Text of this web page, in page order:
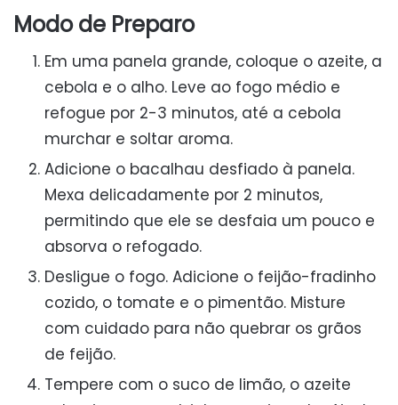
Modo de Preparo
Em uma panela grande, coloque o azeite, a
cebola e o alho. Leve ao fogo médio e
refogue por 2-3 minutos, até a cebola
murchar e soltar aroma.
Adicione o bacalhau desfiado à panela.
Mexa delicadamente por 2 minutos,
permitindo que ele se desfaia um pouco e
absorva o refogado.
Desligue o fogo. Adicione o feijão-fradinho
cozido, o tomate e o pimentão. Misture
com cuidado para não quebrar os grãos
de feijão.
Tempere com o suco de limão, o azeite